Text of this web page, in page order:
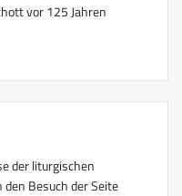
vor 125 Jahren
der liturgischen
Besuch der Seite